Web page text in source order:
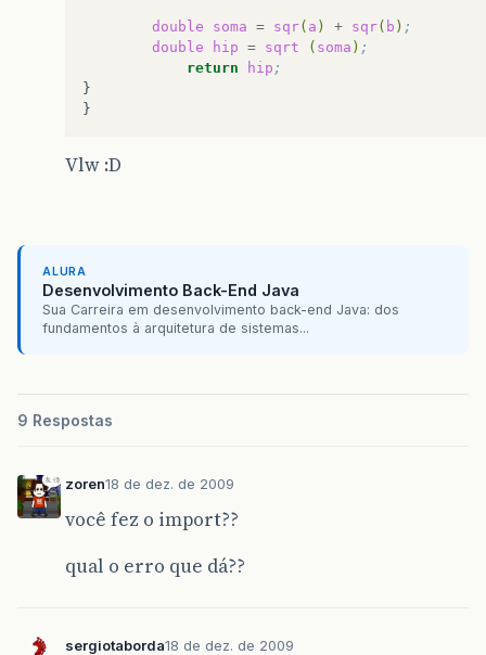
double soma = sqr( a ) + sqr( b ) ;
double
hip = sqrt ( soma ) ;
return
hip ;
}
Vlw :D
ALURA
Desenvolvimento Back-End Java
Sua Carreira em desenvolvimento back-end Java: dos
fundamentos à arquitetura de sistemas...
9 Respostas
zoren18 de dez. de 2009
você fez o import??
qual o erro que dá??
sergiotaborda18 de dez. de 2009